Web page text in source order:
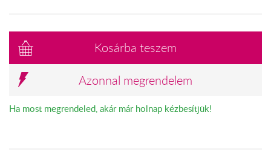
Kosárba teszem
Azonnal megrendelem
Ha most megrendeled, akár már holnap kézbesítjük!